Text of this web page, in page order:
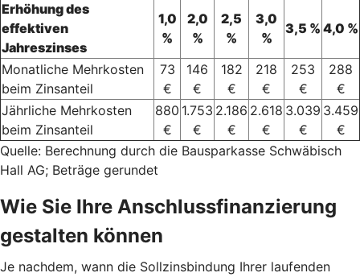
Erhöhung des
effektiven
Jahreszinses
1,0
%
2,0
%
2,5
%
3,0
%
3,5 % 4,0 %
Monatliche Mehrkosten
beim Zinsanteil
73
€
146
€
182
€
218
€
253
€
288
€
Jährliche Mehrkosten
beim Zinsanteil
880
€
1.753
€
2.186
€
2.618
€
3.039
€
3.459
€
Quelle: Berechnung durch die Bausparkasse Schwäbisch
Hall AG; Beträge gerundet
Wie Sie Ihre Anschlussfinanzierung
gestalten können
Je nachdem, wann die Sollzinsbindung Ihrer laufenden